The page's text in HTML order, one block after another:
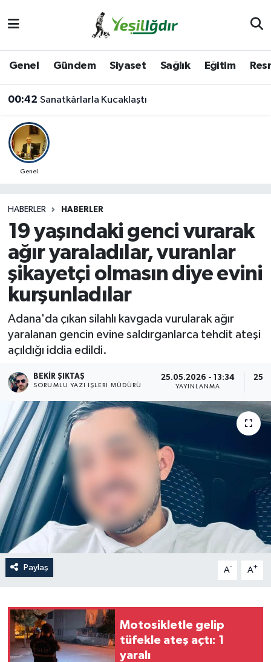
Genel Gündem Siyaset Sağlık Eğitim
00:42 Sanatkârlarla Kucaklaştı
Genel
HABERLER HABERLER
19 yaşındaki genci vurarak
ağır yaraladılar, vuranlar
şikayetçi olmasın diye evini
kurşunladılar
Adana'da çıkan silahlı kavgada vurularak ağır
yaralanan gencin evine saldırganlarca tehdit ateşi
açıldığı iddia edildi.
BEKIR ŞIKTAŞ
SORUMLU YAZI İŞLERI MÜDÜRÜ
25.05.2026 - 13:34
YAYINLANMA
Paylaş A- A+
Motosikletle gelip
tüfekle ateş açtı: 1
yaralı
Iğdır Trafik Yoğunluk Haritası
Süper Lig Puan Durumu ve Fikstür
Son Dakika Haberleri
Haber Arşivi